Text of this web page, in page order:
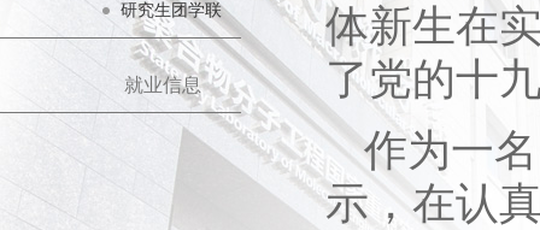
研究生团学联
就业信息
体新生在
了党的十
作为一
示，在认